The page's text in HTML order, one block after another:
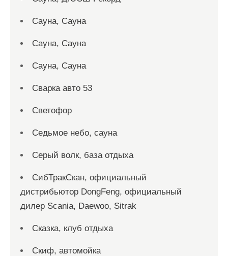
Сауна, Сауна
Сауна, Сауна
Сауна, Сауна
Сварка авто 53
Светофор
Седьмое небо, сауна
Серый волк, база отдыха
СибТракСкан, официальный
дистрибьютор DongFeng, официальный
дилер Scania, Daewoo, Sitrak
Сказка, клуб отдыха
Скиф, автомойка